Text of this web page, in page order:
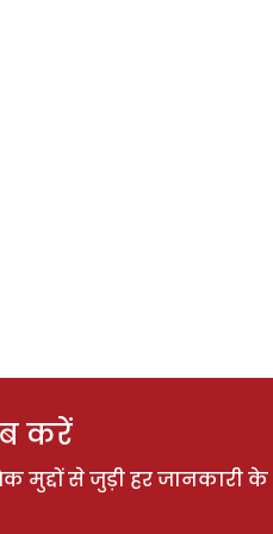
करें
मुद्दों से जुड़ी हर जानकारी